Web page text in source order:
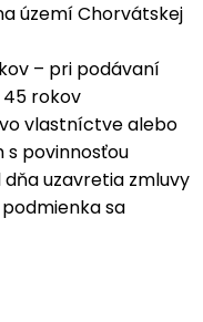
území Chorvátskej
– pri podávaní
45 rokov
vlastníctve alebo
s povinnosťou
uzavretia zmluvy
sa